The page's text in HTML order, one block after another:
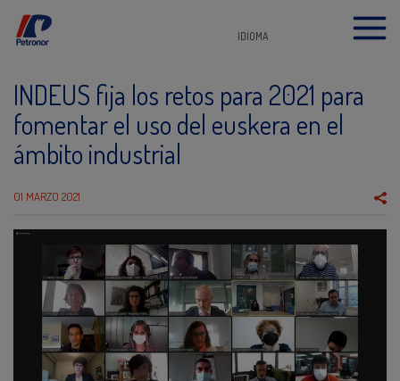
IDIOMA
INDEUS fija los retos para 2021 para
fomentar el uso del euskera en el
ámbito industrial
01 MARZO 2021